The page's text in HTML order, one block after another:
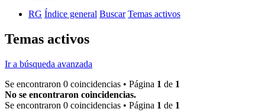
RG Índice general Buscar Temas activos
Temas activos
Ir a búsqueda avanzada
Se encontraron 0 coincidencias • Página 1 de 1
No se encontraron coincidencias.
Se encontraron 0 coincidencias • Página 1 de 1